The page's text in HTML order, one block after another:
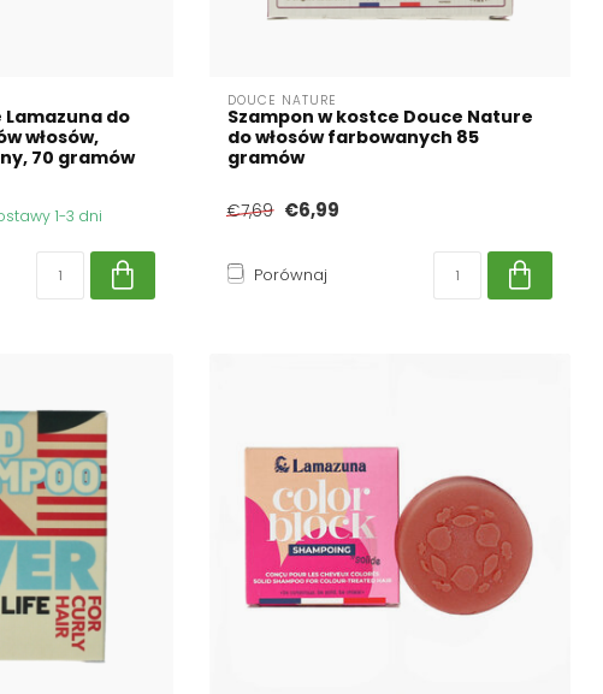
Lamazuna do
włosów,
70 gramów
1-3 dni
DOUCE NATURE
Szampon w kostce Douce Nature
do włosów farbowanych 85
gramów
€7,69 €6,99
Porównaj